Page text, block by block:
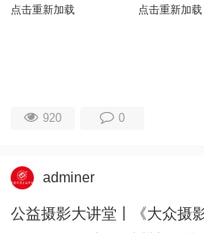
点击重新加载 点击重新加载
920 0
adminer
公益摄影大讲堂丨《大众摄